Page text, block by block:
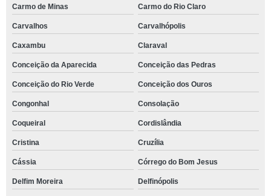
Carmo de Minas Carmo do Rio Claro
Carvalhos Carvalhópolis
Caxambu Claraval
Conceição da Aparecida Conceição das Pedras
Conceição do Rio Verde Conceição dos Ouros
Congonhal Consolação
Coqueiral Cordislândia
Cristina Cruzília
Cássia Córrego do Bom Jesus
Delfim Moreira Delfinópolis